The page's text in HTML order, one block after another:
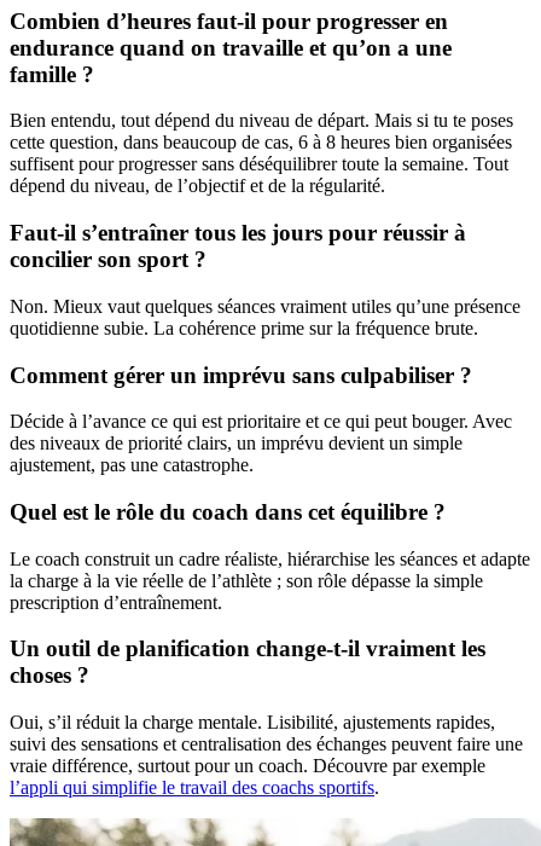
Combien d’heures faut-il pour progresser en
endurance quand on travaille et qu’on a une
famille ?
Bien entendu, tout dépend du niveau de départ. Mais si tu te poses
cette question, dans beaucoup de cas, 6 à 8 heures bien organisées
suffisent pour progresser sans déséquilibrer toute la semaine. Tout
dépend du niveau, de l’objectif et de la régularité.
Faut-il s’entraîner tous les jours pour réussir à
concilier son sport ?
Non. Mieux vaut quelques séances vraiment utiles qu’une présence
quotidienne subie. La cohérence prime sur la fréquence brute.
Comment gérer un imprévu sans culpabiliser ?
Décide à l’avance ce qui est prioritaire et ce qui peut bouger. Avec
des niveaux de priorité clairs, un imprévu devient un simple
ajustement, pas une catastrophe.
Quel est le rôle du coach dans cet équilibre ?
Le coach construit un cadre réaliste, hiérarchise les séances et adapte
la charge à la vie réelle de l’athlète ; son rôle dépasse la simple
prescription d’entraînement.
Un outil de planification change-t-il vraiment les
choses ?
Oui, s’il réduit la charge mentale. Lisibilité, ajustements rapides,
suivi des sensations et centralisation des échanges peuvent faire une
vraie différence, surtout pour un coach. Découvre par exemple
l’appli qui simplifie le travail des coachs sportifs.